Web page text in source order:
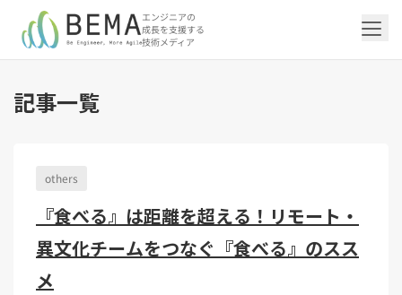
エンジニアの
成長を支援する
技術メディア
「アジャイル開発/スクラム」の記事一覧を
「アジャイル開発/スクラム」のタグ一覧
スクラムマスター（19）
アジャイル（15）
「DevOps/クラウド」の記事一覧を見る
AWS（20）
CI/CD（9）
Terraform（6）
インフラストラクチャ（5）
Docker（4）
「AI」の記事一覧を見る
生成AI（13）
AIエージェント（4）
NotebookLM（3）
Gemini（3）
「バックエンド」の記事一覧を見る
Oracle APEX（5）
Python（4）
API（2）
Ruby（2）
SQL（1）
アクセス制御（1）
「Flutter/モバイル」の記事一覧を見る
Flutter（38）
Dart（6）
Swift（2）
アプリ開発（1）
「Jamstack/フロントエンド」の記事一覧
「Jamstack/フロントエンド」のタグ一覧
Jamstack（10）
Astro（10）
SSG（9）
「others」の記事一覧を見る
エンジニア組織（48）
イベント（42）
アドベントカレンダー2024（25）
記事一覧
others
『食べる』は距離を超える！リモート・
異文化チームをつなぐ『食べる』のスス
メ